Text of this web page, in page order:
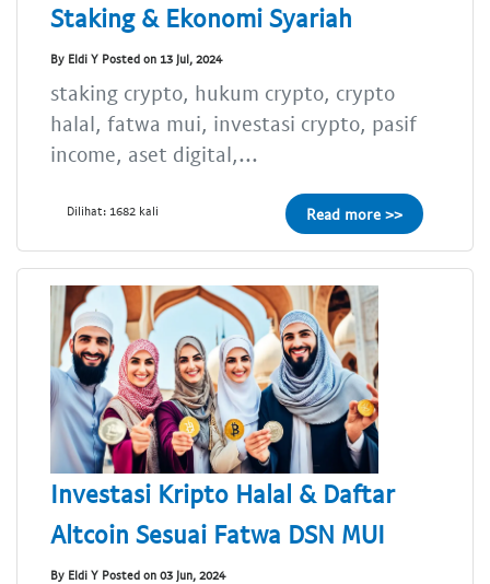
Staking & Ekonomi Syariah
By Eldi Y Posted on 13 Jul, 2024
staking crypto, hukum crypto, crypto
halal, fatwa mui, investasi crypto, pasif
income, aset digital,...
Dilihat: 1682 kali Read more >>
Investasi Kripto Halal & Daftar
Altcoin Sesuai Fatwa DSN MUI
By Eldi Y Posted on 03 Jun, 2024